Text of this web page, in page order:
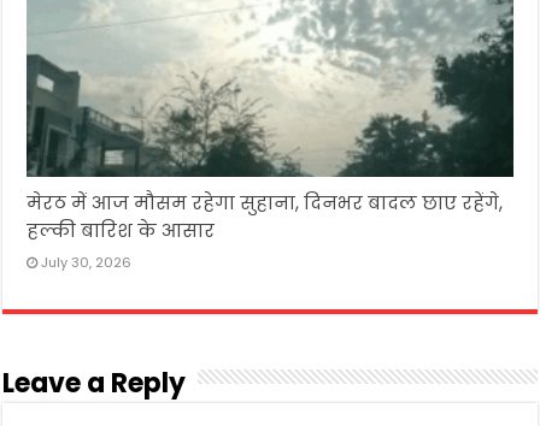
मेरठ में आज मौसम रहेगा सुहाना, दिनभर बादल छाए रहेंगे,
हल्की बारिश के आसार
July 30, 2026
Leave a Reply